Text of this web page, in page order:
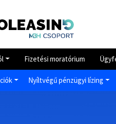
Fizetési moratórium
Nyíltvégű pénzügyi lízing